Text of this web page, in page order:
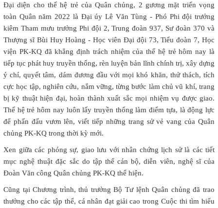
Đại diện cho thế hệ trẻ của Quân chủng, 2 gương mặt triển vọng
toàn Quân năm 2022 là Đại úy Lê Văn Tùng - Phó Phi đội trưởng
kiêm Tham mưu trưởng Phi đội 2, Trung đoàn 937, Sư đoàn 370 và
Thượng sĩ Bùi Huy Hoàng - Học viên Đại đội 73, Tiểu đoàn 7, Học
viện PK-KQ đã khẳng định trách nhiệm của thế hệ trẻ hôm nay là
tiếp tục phát huy truyền thống, rèn luyện bản lĩnh chính trị, xây dựng
ý chí, quyết tâm, dám đương đầu với mọi khó khăn, thử thách, tích
cực học tập, nghiên cứu, nắm vững, từng bước làm chủ vũ khí, trang
bị kỹ thuật hiện đại, hoàn thành xuất sắc mọi nhiệm vụ được giao.
Thế hệ trẻ hôm nay luôn lấy truyền thống làm điểm tựa, là động lực
để phấn đấu vươn lên, viết tiếp những trang sử vẻ vang của Quân
chủng PK-KQ trong thời kỳ mới.
Xen giữa các phóng sự, giao lưu với nhân chứng lịch sử là các tiết
mục nghệ thuật đặc sắc do tập thể cán bộ, diễn viên, nghệ sĩ của
Đoàn Văn công Quân chủng PK-KQ thể hiện.
Cũng tại Chương trình, thủ trưởng Bộ Tư lệnh Quân chủng đã trao
thưởng cho các tập thể, cá nhân đạt giải cao trong Cuộc thi tìm hiểu